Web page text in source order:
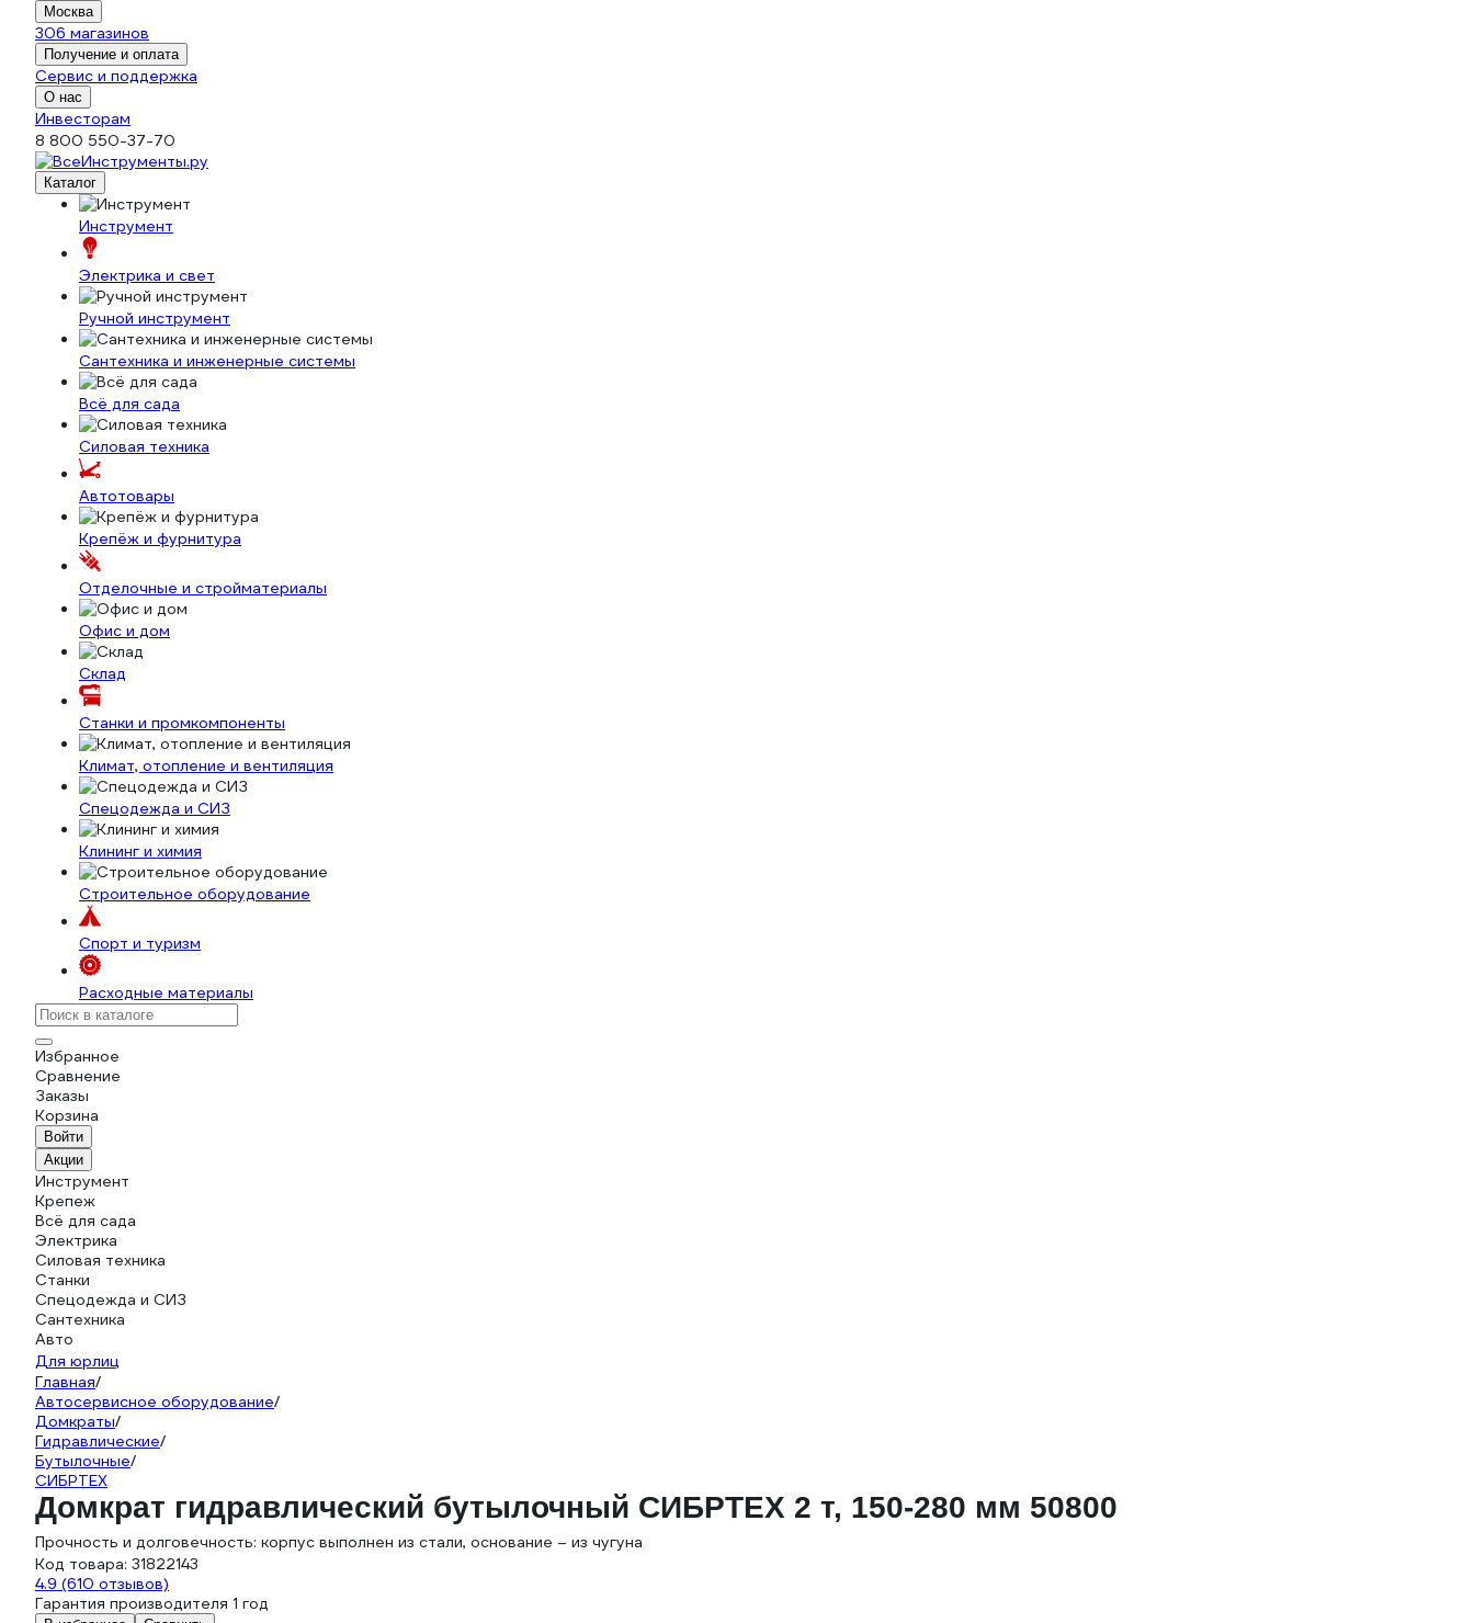
Москва
306 магазинов
Получение и оплата
Сервис и поддержка
О нас
Инвесторам
8 800 550-37-70
Каталог
Инструмент
Электрика и свет
Ручной инструмент
Сантехника и инженерные системы
Всё для сада
Силовая техника
Автотовары
Крепёж и фурнитура
Отделочные и стройматериалы
Офис и дом
Склад
Станки и промкомпоненты
Климат, отопление и вентиляция
Спецодежда и СИЗ
Клининг и химия
Строительное оборудование
Спорт и туризм
Расходные материалы
Избранное
Сравнение
Заказы
Корзина
Войти
Акции
Инструмент
Крепеж
Всё для сада
Электрика
Силовая техника
Станки
Спецодежда и СИЗ
Сантехника
Авто
Для юрлиц
Главная/
Автосервисное оборудование/
Домкраты/
Гидравлические/
Бутылочные/
СИБРТЕХ
Домкрат гидравлический бутылочный СИБРТЕХ 2 т, 150-280 мм 50800
Прочность и долговечность: корпус выполнен из стали, основание – из чугуна
Код товара: 31822143
4.9 (610 отзывов)
Гарантия производителя 1 год